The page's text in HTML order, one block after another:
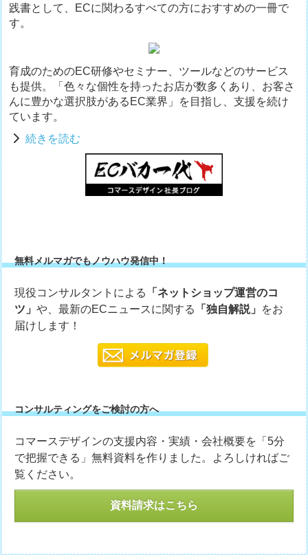
践書として、ECに関わるすべての方におすすめの一冊で
す。
育成のためのEC研修やセミナー、ツールなどのサービス
も提供。「色々な個性を持ったお店が数多くあり、お客さ
んに豊かな選択肢があるEC業界」を目指し、支援を続け
ています。
続きを読む
無料メルマガでもノウハウ発信中！
現役コンサルタントによる
「ネットショップ運営のコ
ツ」や、最新のECニュースに関する 「独自解説」 をお
届けします！
コンサルティングをご検討の方へ
コマースデザインの支援内容・実績・会社概要を「5分
で把握できる」無料資料を作りました。よろしければご
覧ください。
資料請求はこちら